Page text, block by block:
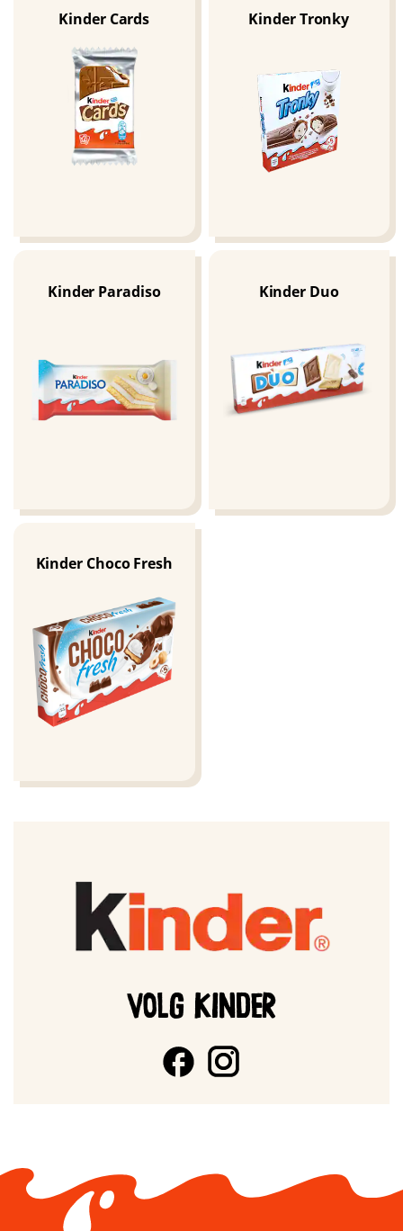
Kinder Cards Kinder Tronky
Kinder Paradiso Kinder Duo
Kinder Choco Fresh
VOLG KINDER